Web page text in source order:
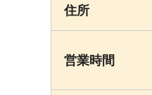
住所
営業時間